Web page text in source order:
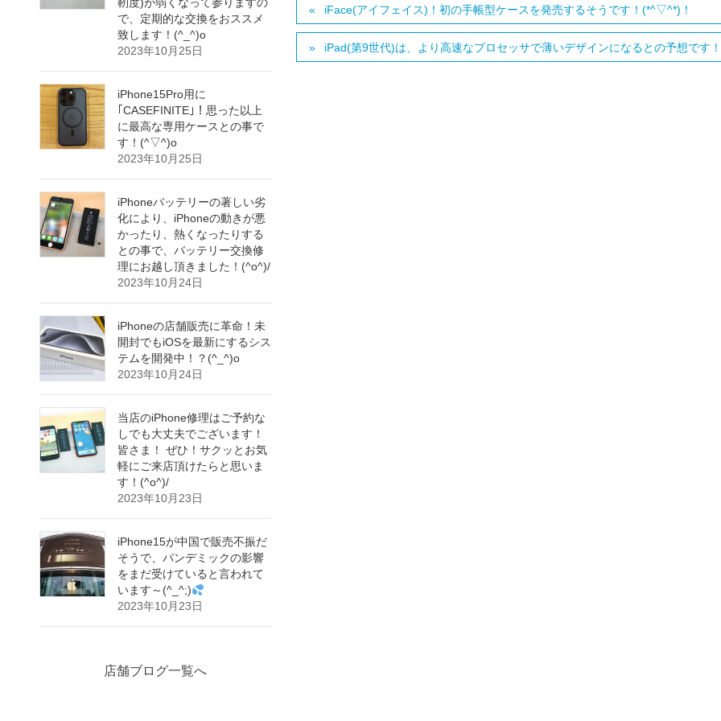
iFace(アイフェイス)！初の手帳型ケースを発売するそうです！(*^▽^*)！
iPad(第9世代)は、より高速なプロセッサで薄いデザインになるとの予想です
靭度)が弱くなって参りますの
で、定期的な交換をおススメ
致します！(^_^)o
2023年10月25日
iPhone15Pro用に
｢CASEFINITE｣！思った以上
に最高な専用ケースとの事で
す！(^▽^)o
2023年10月25日
iPhoneバッテリーの著しい劣
化により、iPhoneの動きが悪
かったり、熱くなったりする
との事で、バッテリー交換修
理にお越し頂きました！(^o^)/
2023年10月24日
iPhoneの店舗販売に革命！未
開封でもiOSを最新にするシス
テムを開発中！？(^_^)o
2023年10月24日
当店のiPhone修理はご予約な
しでも大丈夫でございます！
皆さま！ ぜひ！サクッとお気
軽にご来店頂けたらと思いま
す！(^o^)/
2023年10月23日
iPhone15が中国で販売不振だ
そうで、パンデミックの影響
をまだ受けていると言われて
います～(^_^;)
2023年10月23日
店舗ブログ一覧へ